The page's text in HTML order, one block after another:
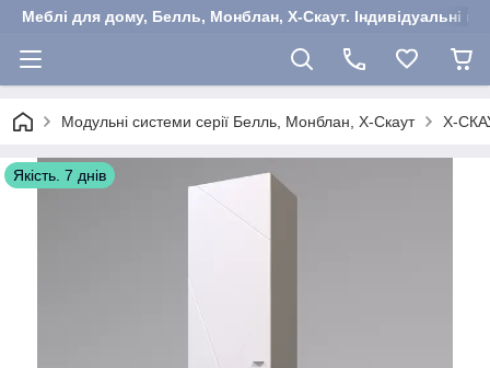
Меблі для дому, Белль, Монблан, Х-Скаут. Індивідуальні
Модульні системи серії Белль, Монблан, Х-Скаут Х-
Якість. 7 днів